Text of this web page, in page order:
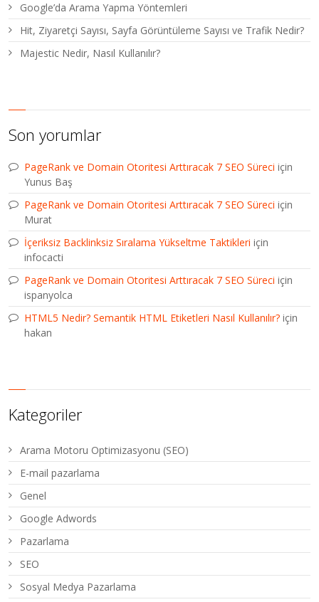
Google’da Arama Yapma Yöntemleri
Hit, Ziyaretçi Sayısı, Sayfa Görüntüleme Sayısı ve Trafik Nedir?
Majestic Nedir, Nasıl Kullanılır?
Son yorumlar
PageRank ve Domain Otoritesi Arttıracak 7 SEO Süreci için
Yunus Baş
PageRank ve Domain Otoritesi Arttıracak 7 SEO Süreci için
Murat
İçeriksiz Backlinksiz Sıralama Yükseltme Taktikleri için
infocacti
PageRank ve Domain Otoritesi Arttıracak 7 SEO Süreci için
ispanyolca
HTML5 Nedir? Semantik HTML Etiketleri Nasıl Kullanılır? için
hakan
Kategoriler
Arama Motoru Optimizasyonu (SEO)
E-mail pazarlama
Genel
Google Adwords
Pazarlama
SEO
Sosyal Medya Pazarlama